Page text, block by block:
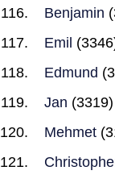
Benjamin
Emil
Edmund
Jan (3319)
Mehmet